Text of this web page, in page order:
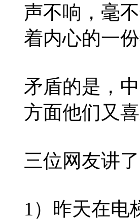
声不响，毫
着内心的一
矛盾的是，
方面他们又
三位网友讲
1）昨天在电